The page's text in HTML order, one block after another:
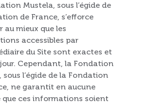
Mustela, sous l’égide de
de France, s’efforce
au mieux que les
accessibles par
du Site sont exactes et
Cependant, la Fondation
sous l’égide de la Fondation
ne garantit en aucune
que ces informations soient